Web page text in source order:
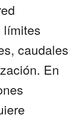
límites
caudales
En